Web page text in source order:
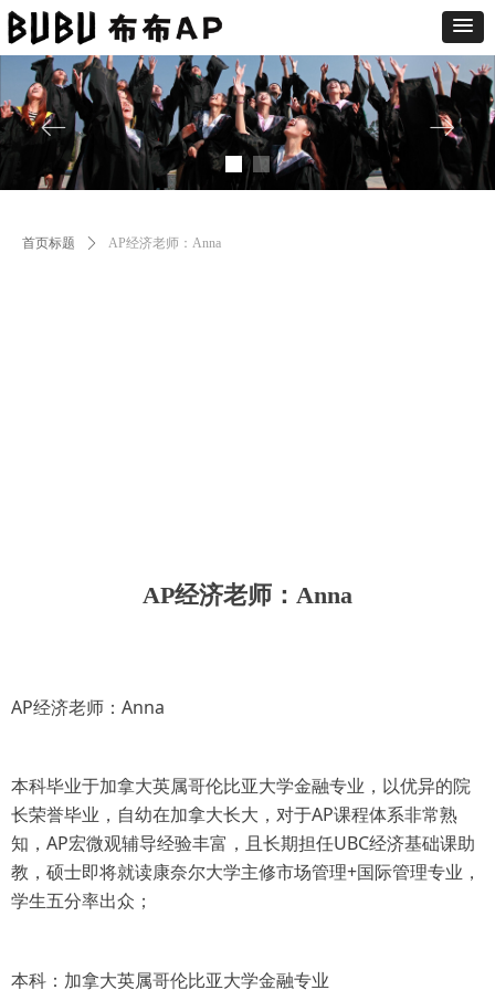
ꂃ ꁹ
首页标题 ꄲ AP经济老师：Anna
AP经济老师：Anna
AP经济老师：Anna
本科毕业于加拿大英属哥伦比亚大学金融专业，以优异的院
长荣誉毕业，自幼在加拿大长大，对于AP课程体系非常熟
知，AP宏微观辅导经验丰富，且长期担任UBC经济基础课助
教，硕士即将就读康奈尔大学主修市场管理+国际管理专业，
学生五分率出众；
本科：加拿大英属哥伦比亚大学金融专业